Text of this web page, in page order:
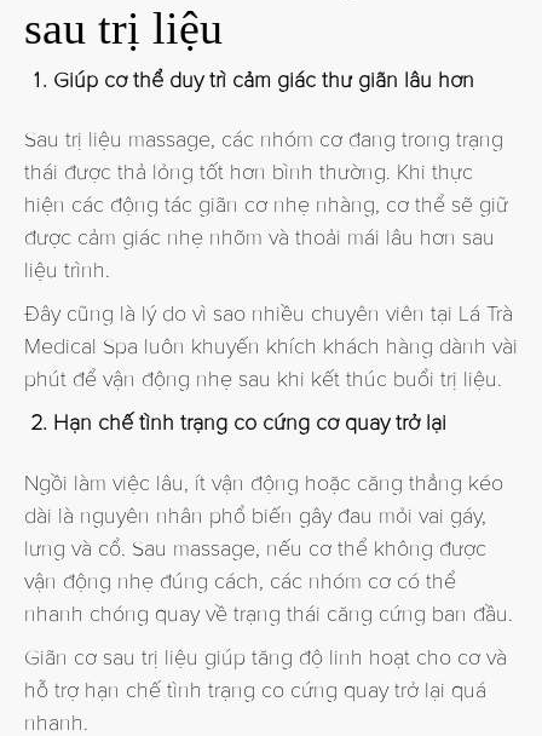
sau trị liệu
Giúp cơ thể duy trì cảm giác thư giãn lâu hơn
Sau trị liệu massage, các nhóm cơ đang trong trạng
thái được thả lỏng tốt hơn bình thường. Khi thực
hiện các động tác giãn cơ nhẹ nhàng, cơ thể sẽ giữ
được cảm giác nhẹ nhõm và thoải mái lâu hơn sau
liệu trình.
Đây cũng là lý do vì sao nhiều chuyên viên tại Lá Trà
Medical Spa luôn khuyến khích khách hàng dành vài
phút để vận động nhẹ sau khi kết thúc buổi trị liệu.
Hạn chế tình trạng co cứng cơ quay trở lại
Ngồi làm việc lâu, ít vận động hoặc căng thẳng kéo
dài là nguyên nhân phổ biến gây đau mỏi vai gáy,
lưng và cổ. Sau massage, nếu cơ thể không được
vận động nhẹ đúng cách, các nhóm cơ có thể
nhanh chóng quay về trạng thái căng cứng ban đầu.
Giãn cơ sau trị liệu giúp tăng độ linh hoạt cho cơ và
hỗ trợ hạn chế tình trạng co cứng quay trở lại quá
nhanh.